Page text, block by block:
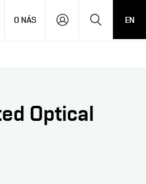
O NÁS EN
Optical